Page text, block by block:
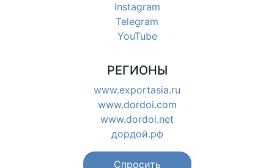
Instagram
Telegram
YouTube
РЕГИОНЫ
www.exportasia.ru
www.dordoi.com
www.dordoi.net
дордой.рф
Спросить